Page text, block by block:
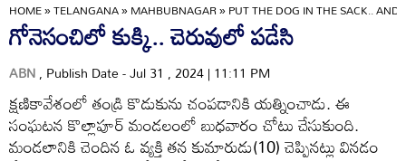
HOME»TELANGANA»MAHBUBNAGAR»PUT THE DOG IN THE SACK..
గోనెసంచిలో కుక్కి.. చెరువులో పడేసి
ABN, Publish Date - Jul 31 , 2024 | 11:11 PM
క్షణికావేశంలో తండ్రి కొడుకును చంపడానికి యత్నించాడు. ఈ
సంఘటన కొల్లాపూర్‌ మండలంలో బుధవారం చోటు చేసుకుంది.
మండలానికి చెందిన ఓ వ్యక్తి తన కుమారుడు(10) చెప్పినట్లు వినడం